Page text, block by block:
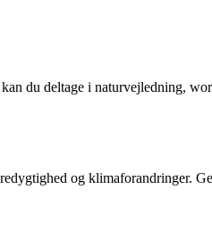
du deltage i naturvejledning,
og klimaforandringer.